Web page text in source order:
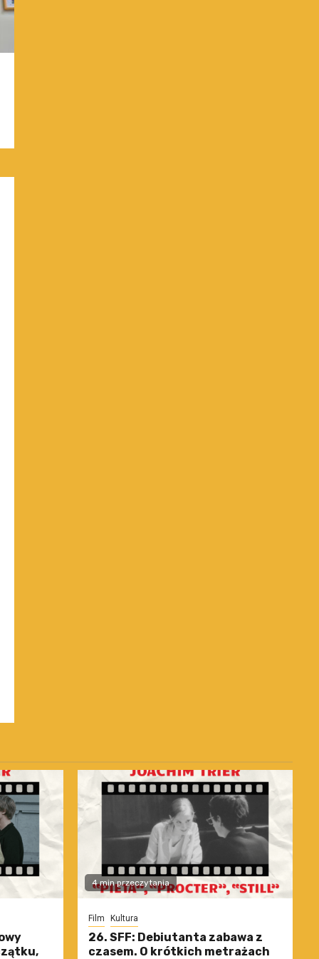
4 min przeczytania
Film Kultura
26. SFF: Debiutanta zabawa z
czasem. O krótkich metrażach